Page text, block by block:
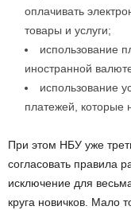
оплачивать
товары и услуги;
использование
иностранной
использование
платежей, которые
При этом НБУ уже
согласовать правила
исключение для
круга новичков. Мало